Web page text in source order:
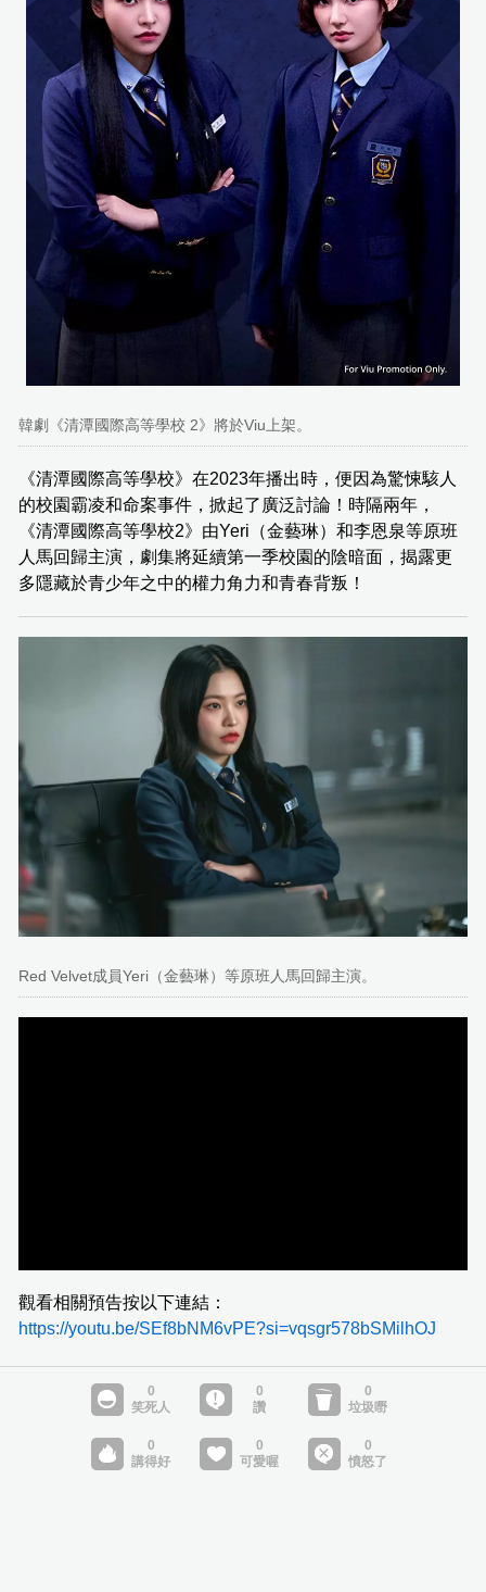
韓劇《清潭國際高等學校 2》將於Viu上架。
《清潭國際高等學校》在2023年播出時，便因為驚悚駭人
的校園霸凌和命案事件，掀起了廣泛討論！時隔兩年，
《清潭國際高等學校2》由Yeri（金藝琳）和李恩泉等原班
人馬回歸主演，劇集將延續第一季校園的陰暗面，揭露更
多隱藏於青少年之中的權力角力和青春背叛！
Red Velvet成員Yeri（金藝琳）等原班人馬回歸主演。
觀看相關預告按以下連結：
https://youtu.be/SEf8bNM6vPE?si=vqsgr578bSMilhOJ